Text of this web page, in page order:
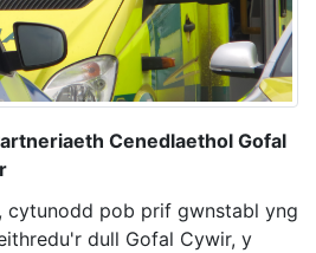
Cenedlaethol Gofal
cytunodd pob prif gwnstabl yng
dull Gofal Cywir, y